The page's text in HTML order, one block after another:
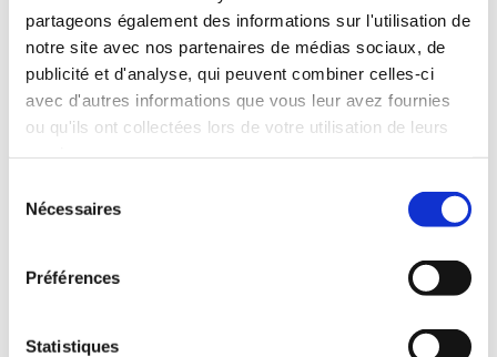
partageons également des informations sur l'utilisation de
notre site avec nos partenaires de médias sociaux, de
publicité et d'analyse, qui peuvent combiner celles-ci
avec d'autres informations que vous leur avez fournies
ou qu'ils ont collectées lors de votre utilisation de leurs
Nécessaires
Préférences
Statistiques
Pâtes à congeler IQF
Redéfinir la congélation IQF pour les pâtes